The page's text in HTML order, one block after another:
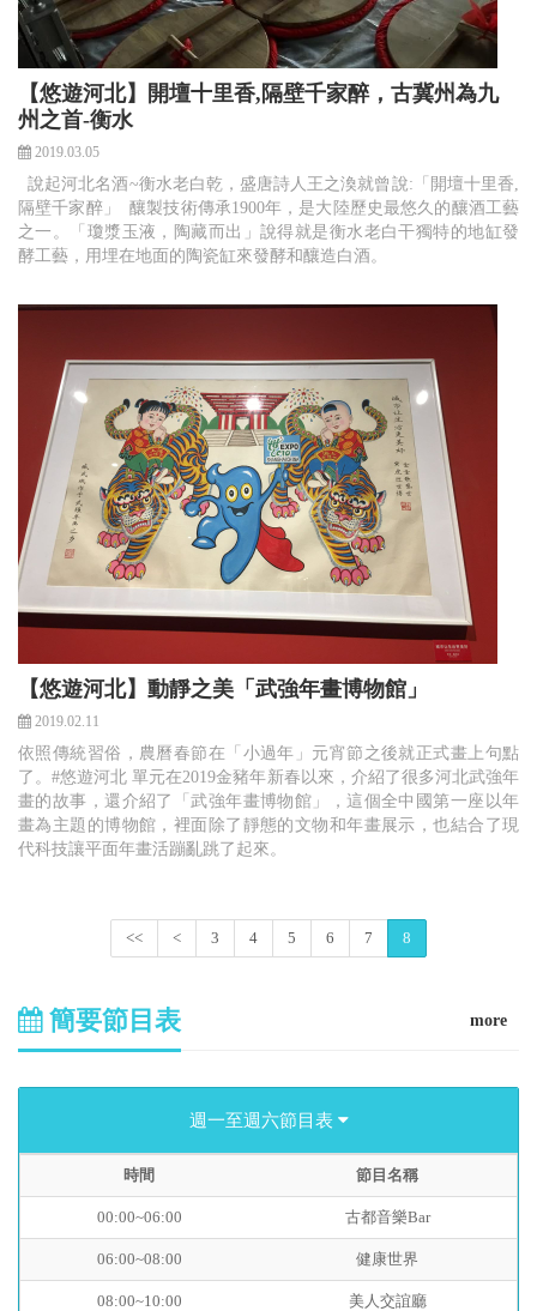
【悠遊河北】開壇十里香,隔壁千家醉，古冀州為九
州之首-衡水
2019.03.05
說起河北名酒~衡水老白乾，盛唐詩人王之渙就曾說:「開壇十里香,
隔壁千家醉」 釀製技術傳承1900年，是大陸歷史最悠久的釀酒工藝
之一。「瓊漿玉液，陶藏而出」說得就是衡水老白干獨特的地缸發
酵工藝，用埋在地面的陶瓷缸來發酵和釀造白酒。
【悠遊河北】動靜之美「武強年畫博物館」
2019.02.11
依照傳統習俗，農曆春節在「小過年」元宵節之後就正式畫上句點
了。#悠遊河北 單元在2019金豬年新春以來，介紹了很多河北武強年
畫的故事，還介紹了「武強年畫博物館」，這個全中國第一座以年
畫為主題的博物館，裡面除了靜態的文物和年畫展示，也結合了現
代科技讓平面年畫活蹦亂跳了起來。
<< < 3 4 5 6 7 8
簡要節目表 more
週一至週六節目表
時間 節目名稱
00:00~06:00 古都音樂Bar
06:00~08:00 健康世界
08:00~10:00 美人交誼廳